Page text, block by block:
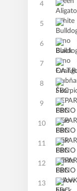
4
5
6
7
8
9
10
11
12
13